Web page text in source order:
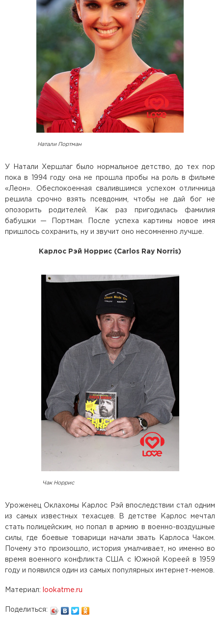
Натали Портман
У Натали Хершлаг было нормальное детство, до тех пор
пока в 1994 году она не прошла пробы на роль в фильме
«Леон». Обеспокоенная свалившимся успехом отличница
решила срочно взять псевдоним, чтобы не дай бог не
опозорить родителей. Как раз пригодилась фамилия
бабушки — Портман. После успеха картины новое имя
пришлось сохранить, ну и звучит оно несомненно лучше.
Карлос Рэй Норрис (Carlos Ray Norris)
Чак Норрис
Уроженец Оклахомы Карлос Рэй впоследствии стал одним
из самых известных техасцев. В детстве Карлос мечтал
стать полицейским, но попал в армию в военно-воздушные
силы, где боевые товарищи начали звать Карлоса Чаком.
Почему это произошло, история умалчивает, но именно во
время военного конфликта США с Южной Кореей в 1959
году и появился один из самых популярных интернет-мемов.
Материал: lookatme.ru
Поделиться: